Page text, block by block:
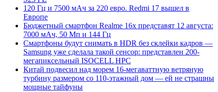
120 Гц и 7500 мАч за 220 евро. Redmi 17 вышел в
Европе
Бюджетный смартфон Realme 16x представят 12 августа:
7000 мАч, 50 Мп и 144 Гц
Смартфоны будут снимать в HDR без склейки кадров —
Samsung уже сделала такой сенсор: представлен 200-
мегапиксельный ISOCELL HPC
Китай подвесил над морем 16-мегаваттную ветряную
турбину размером со 110-этажный дом — ей не страшны
мощные тайфуны